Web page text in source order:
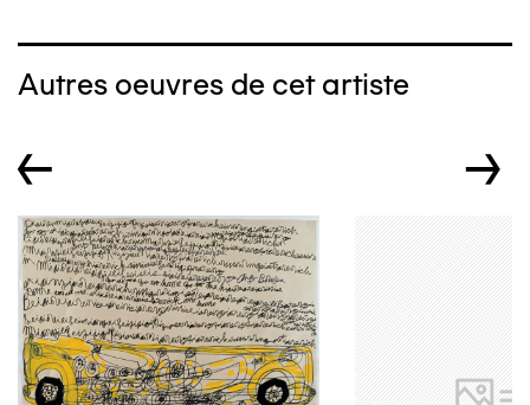
Autres oeuvres de cet artiste
← →